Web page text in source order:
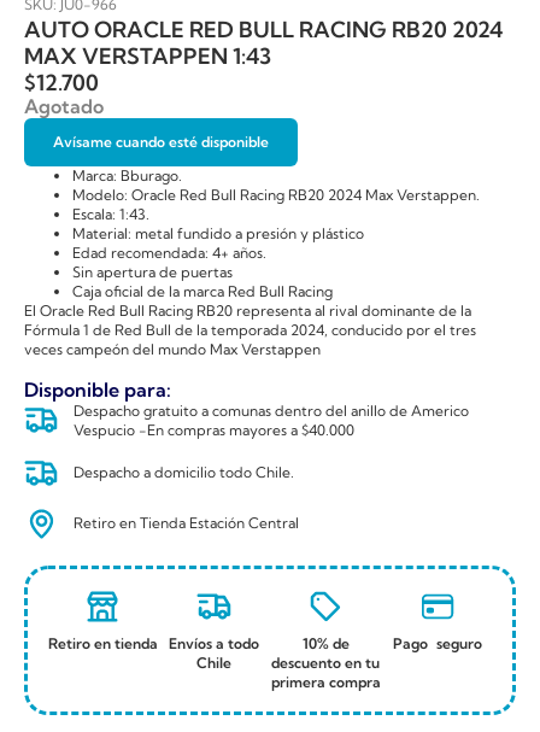
SKU: JU0-966
AUTO ORACLE RED BULL RACING RB20 2024
MAX VERSTAPPEN 1:43
$12.700
Agotado
Avísame cuando esté disponible
Marca: Bburago.
Modelo: Oracle Red Bull Racing RB20 2024 Max Verstappen.
Escala: 1:43.
Material: metal fundido a presión y plástico
Edad recomendada: 4+ años.
Sin apertura de puertas
Caja oficial de la marca Red Bull Racing
El Oracle Red Bull Racing RB20 representa al rival dominante de la
Fórmula 1 de Red Bull de la temporada 2024, conducido por el tres
veces campeón del mundo Max Verstappen
Disponible para:
Despacho gratuito a comunas dentro del anillo de Americo
Vespucio -En compras mayores a $40.000
Despacho a domicilio todo Chile.
Retiro en Tienda Estación Central
Retiro en tienda
Envíos a todo
Chile
10% de
descuento en tu
primera compra
Pago seguro